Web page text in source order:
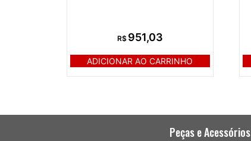
R$ 951,03
ADICIONAR AO CARRINHO
Peças e Acessórios